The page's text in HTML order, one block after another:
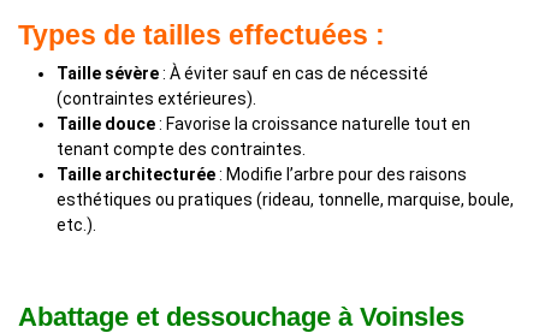
Types de tailles effectuées :
Taille sévère: À éviter sauf en cas de nécessité
(contraintes extérieures).
Taille douce: Favorise la croissance naturelle tout en
tenant compte des contraintes.
Taille architecturée: Modifie l’arbre pour des raisons
esthétiques ou pratiques (rideau, tonnelle, marquise, boule,
etc.).
Abattage et dessouchage à Voinsles